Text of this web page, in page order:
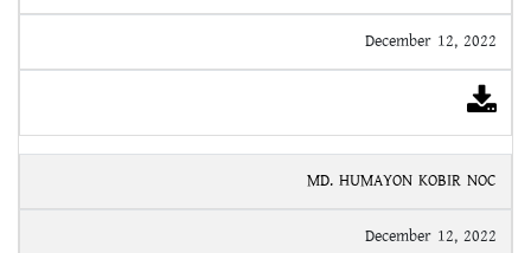
December 12, 2022
MD. HUMAYON KOBIR NOC
December 12, 2022